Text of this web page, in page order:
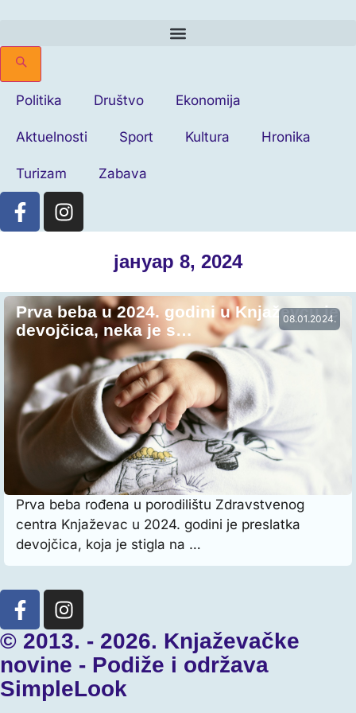
Politika Društvo Ekonomija
Aktuelnosti Sport Kultura Hronika
Turizam Zabava
јануар 8, 2024
08.01.2024.
Prva beba u 2024. godini u Knjaževcu je
devojčica, neka je s…
Prva beba rođena u porodilištu Zdravstvenog
centra Knjaževac u 2024. godini je preslatka
devojčica, koja je stigla na …
© 2013. - 2026. Knjaževačke
novine - Podiže i održava
SimpleLook